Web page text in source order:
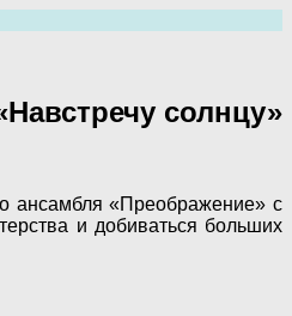
солнцу»
ансамбля «Преображение» с
и добиваться больших